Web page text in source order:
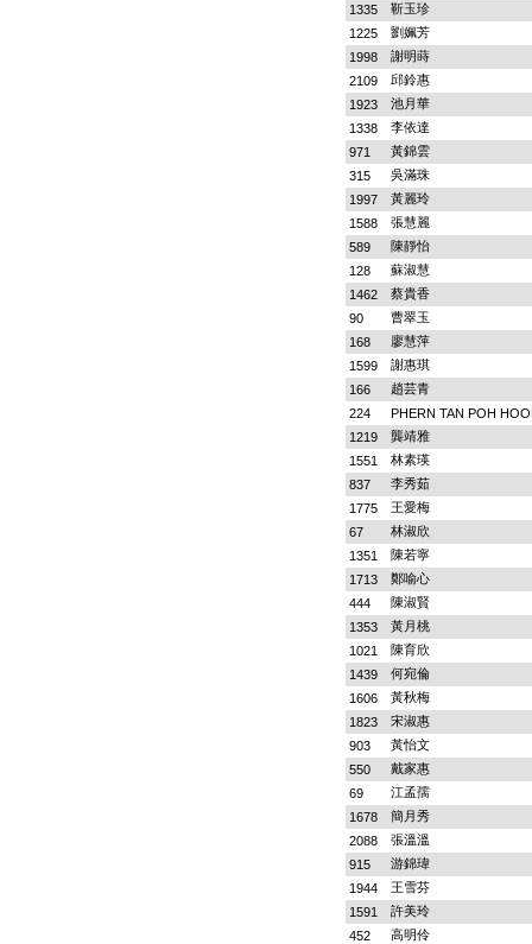
1335
靳玉珍
1225
劉姵芳
1998
謝明蒔
2109
邱鈴惠
1923
池月華
1338
李依達
971
黃錦雲
315
吳滿珠
1997
黃麗玲
1588
張慧麗
589
陳靜怡
128
蘇淑慧
1462
蔡貴香
90
曹翠玉
168
廖慧萍
1599
謝惠琪
166
趙芸青
224
PHERN TAN POH
1219
龔靖雅
1551
林素瑛
837
李秀茹
1775
王愛梅
67
林淑欣
1351
陳若寧
1713
鄭喻心
444
陳淑賢
1353
黃月桃
1021
陳育欣
1439
何宛倫
1606
黃秋梅
1823
宋淑惠
903
黃怡文
550
戴家惠
69
江孟孺
1678
簡月秀
2088
張溫溫
915
游錦瑋
1944
王雪芬
1591
許美玲
452
高明伶